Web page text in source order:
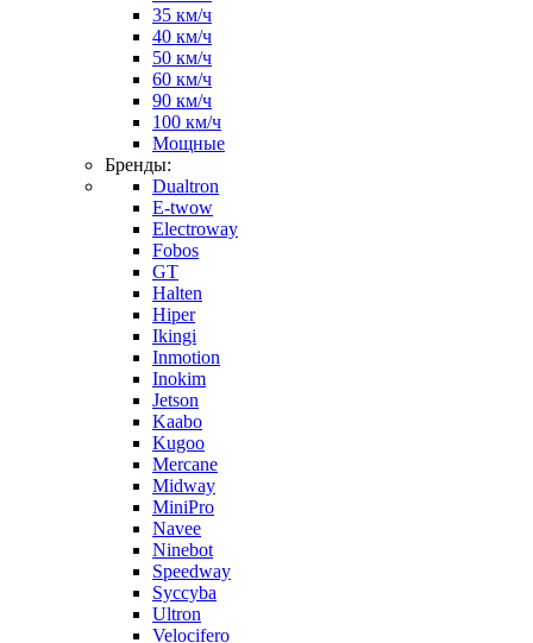
35 км/ч
40 км/ч
50 км/ч
60 км/ч
90 км/ч
100 км/ч
Мощные
Бренды:
Dualtron
E-twow
Electroway
Fobos
GT
Halten
Hiper
Ikingi
Inmotion
Inokim
Jetson
Kaabo
Kugoo
Mercane
Midway
MiniPro
Navee
Ninebot
Speedway
Syccyba
Ultron
Velocifero